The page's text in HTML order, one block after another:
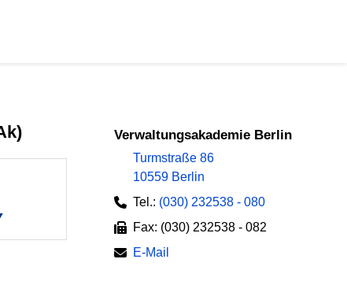
Verwaltungsakademie Berlin
Turmstraße 86
10559 Berlin
Tel.: (030) 232538 - 080
Fax: (030) 232538 - 082
E-Mail